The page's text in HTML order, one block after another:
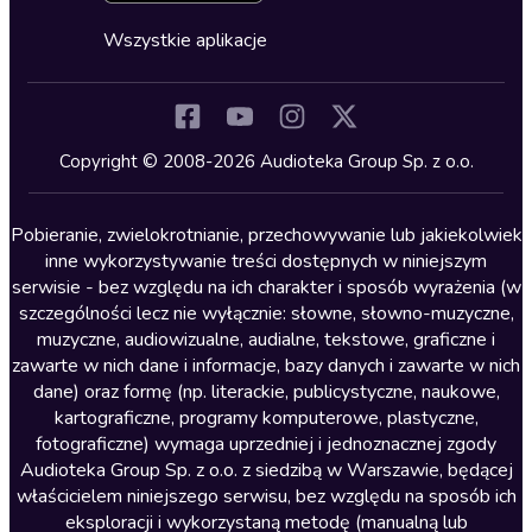
Kryminały
Lektury szkolne
Literatura anglojęzyczna
Literatura faktu
Literatura obyczajowa
Literatura piękna obca
Literatura piękna polska
Nagrania relaksacyjne
Nauka języków
Nauki humanistyczne
Cykle audiobooków
Wszystkie aplikacje
Copyright © 2008-2026 Audioteka Group Sp. z o.o.
Pobieranie, zwielokrotnianie, przechowywanie lub jakiekolwiek
inne wykorzystywanie treści dostępnych w niniejszym
serwisie - bez względu na ich charakter i sposób wyrażenia (w
szczególności lecz nie wyłącznie: słowne, słowno-muzyczne,
muzyczne, audiowizualne, audialne, tekstowe, graficzne i
zawarte w nich dane i informacje, bazy danych i zawarte w nich
dane) oraz formę (np. literackie, publicystyczne, naukowe,
kartograficzne, programy komputerowe, plastyczne,
fotograficzne) wymaga uprzedniej i jednoznacznej zgody
Audioteka Group Sp. z o.o. z siedzibą w Warszawie, będącej
właścicielem niniejszego serwisu, bez względu na sposób ich
eksploracji i wykorzystaną metodę (manualną lub